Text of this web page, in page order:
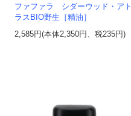
ファファラ シダーウッド・アト
ラスBIO野生［精油］
2,585円(本体2,350円、税235円)